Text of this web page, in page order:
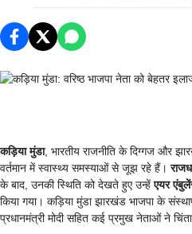
कड़िया मुंडा, भारतीय राजनीति के दिग्गज और
वर्तमान में स्वास्थ्य समस्याओं से जूझ रहे हैं।
के बाद, उनकी स्थिति को देखते हुए उन्हेंएयर
किया गया। कड़िया मुंडा झारखंड भाजपा के
प्रधानमंत्री मोदी सहित कई प्रमुख नेताओं ने